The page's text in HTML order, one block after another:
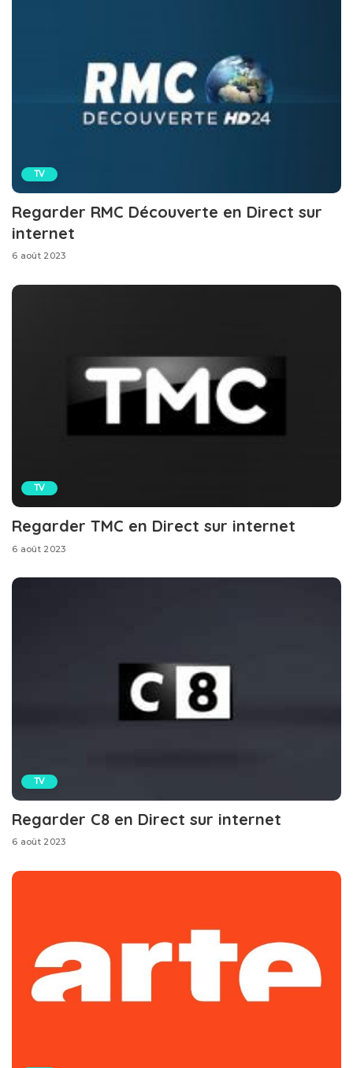
TV
Regarder RMC Découverte en Direct sur
internet
6 août 2023
TV
Regarder TMC en Direct sur internet
6 août 2023
TV
Regarder C8 en Direct sur internet
6 août 2023